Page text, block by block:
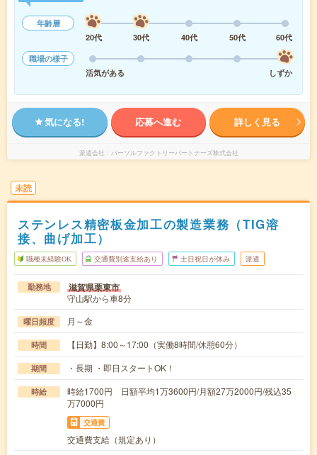
年齢層
20代
30代 40代 50代
60代
職場の様子
活気がある
しずか
気になる! 応募へ進む 詳しく見る
派遣会社 パーソルファクトリーパートナーズ株式会社
未読
ステンレス精密板金加工の製造業務（TIG溶
接、曲げ加工）
職種未経験OK 交通費別途支給あり 土日祝日が休み 派遣
勤務地 滋賀県栗東市
守山駅から車8分
曜日頻度 月～金
時間 【日勤】8:00～17:00（実働8時間/休憩60分）
期間 ・長期 ・即日スタートOK！
時給
時給1700円 日額平均1万3600円/月額27万2000円/残込35
万7000円
交通費
交通費支給（規定あり）